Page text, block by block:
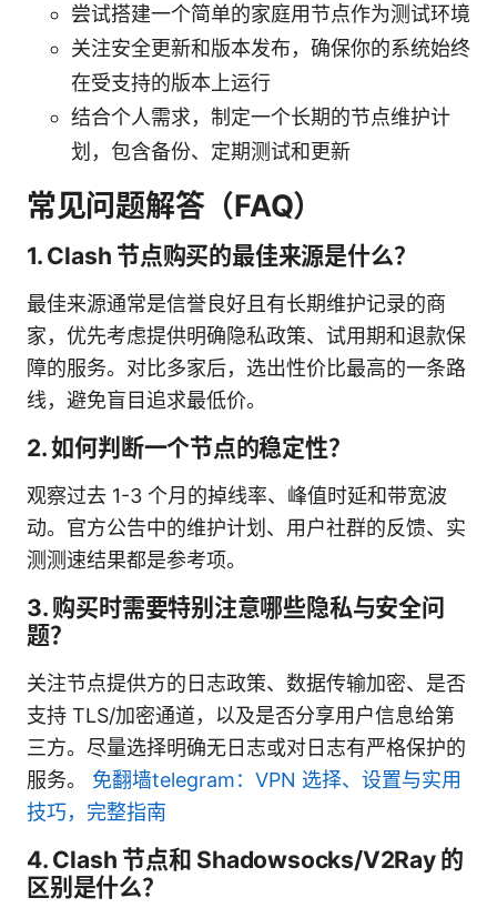
尝试搭建一个简单的家庭用节点作为测试环境
关注安全更新和版本发布，确保你的系统始终
在受支持的版本上运行
结合个人需求，制定一个长期的节点维护计
划，包含备份、定期测试和更新
常见问题解答（FAQ）
1. Clash 节点购买的最佳来源是什么？
最佳来源通常是信誉良好且有长期维护记录的商
家，优先考虑提供明确隐私政策、试用期和退款保
障的服务。对比多家后，选出性价比最高的一条路
线，避免盲目追求最低价。
2. 如何判断一个节点的稳定性？
观察过去 1-3 个月的掉线率、峰值时延和带宽波
动。官方公告中的维护计划、用户社群的反馈、实
测测速结果都是参考项。
3. 购买时需要特别注意哪些隐私与安全问
题？
关注节点提供方的日志政策、数据传输加密、是否
支持 TLS/加密通道，以及是否分享用户信息给第
三方。尽量选择明确无日志或对日志有严格保护的
服务。 免翻墙telegram：VPN 选择、设置与实用
技巧，完整指南
4. Clash 节点和 Shadowsocks/V2Ray 的
区别是什么？